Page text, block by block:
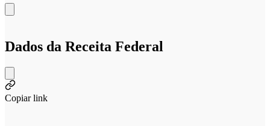
Dados da Receita Federal
Copiar link